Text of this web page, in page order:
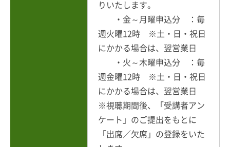
りいたします。
・金～月曜申込分 ：毎
週火曜12時 ※土・日・祝日
にかかる場合は、翌営業日
・火～木曜申込分 ：毎
週金曜12時 ※土・日・祝日
にかかる場合は、翌営業日
※視聴期間後、「受講者アン
ケート」のご提出をもとに
「出席／欠席」の登録をいた